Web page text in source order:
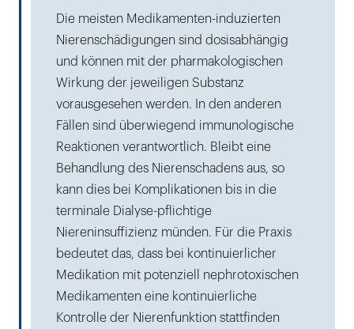
Die meisten Medikamenten-induzierten
Nierenschädigungen sind dosisabhängig
und können mit der pharmakologischen
Wirkung der jeweiligen Substanz
vorausgesehen werden. In den anderen
Fällen sind überwiegend immunologische
Reaktionen verantwortlich. Bleibt eine
Behandlung des Nierenschadens aus, so
kann dies bei Komplikationen bis in die
terminale Dialyse-pflichtige
Niereninsuffizienz münden. Für die Praxis
bedeutet das, dass bei kontinuierlicher
Medikation mit potenziell nephrotoxischen
Medikamenten eine kontinuierliche
Kontrolle der Nierenfunktion stattfinden